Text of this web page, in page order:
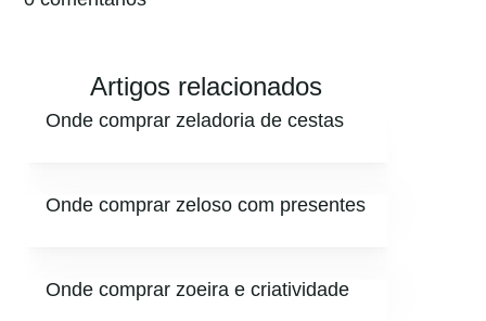
Artigos relacionados
Onde comprar zeladoria de cestas
Onde comprar zeloso com presentes
Onde comprar zoeira e criatividade